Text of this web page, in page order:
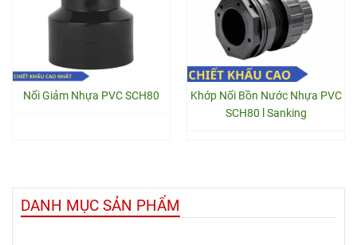
Nối Giảm Nhựa PVC SCH80
Khớp Nối Bồn Nước Nhựa PVC
SCH80 l Sanking
DANH MỤC SẢN PHẨM